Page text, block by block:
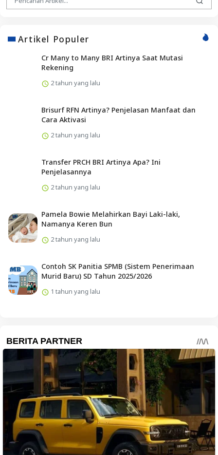
Artikel Populer
Cr Many to Many BRI Artinya Saat Mutasi
Rekening
2 tahun yang lalu
Brisurf RFN Artinya? Penjelasan Manfaat dan
Cara Aktivasi
2 tahun yang lalu
Transfer PRCH BRI Artinya Apa? Ini
Penjelasannya
2 tahun yang lalu
Pamela Bowie Melahirkan Bayi Laki-laki,
Namanya Keren Bun
2 tahun yang lalu
Contoh SK Panitia SPMB (Sistem Penerimaan
Murid Baru) SD Tahun 2025/2026
1 tahun yang lalu